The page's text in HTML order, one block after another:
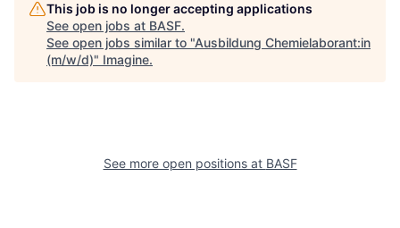
This job is no longer accepting applications
See open jobs at BASF.
See open jobs similar to "Ausbildung Chemielaborant:in
(m/w/d)" Imagine.
See more open positions at BASF